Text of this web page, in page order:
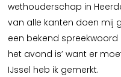
wethouderschap in
van alle kanten doen mij
een bekend spreekwoord
het avond is’ want er
IJssel heb ik gemerkt.